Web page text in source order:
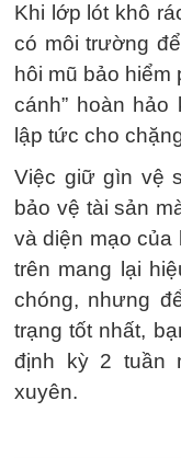
Khi lớp lót khô
có môi trường
hôi mũ bảo hiểm
cánh” hoàn
lập tức cho
Việc giữ gìn vệ
bảo vệ tài sản
và diện mạo của
trên mang lại
chóng, nhưng
trạng tốt nhất,
định kỳ 2 tuần
xuyên.